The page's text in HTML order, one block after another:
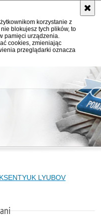
korzystanie z
blokujesz tych plików, to
pamięci urządzenia.
cookies, zmieniając
przeglądarki oznacza
LYUBOV